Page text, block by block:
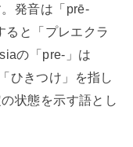
発音は「prē-
ると「プレエクラ
の「pre-」は
ひきつけ」を指し
状態を示す語とし